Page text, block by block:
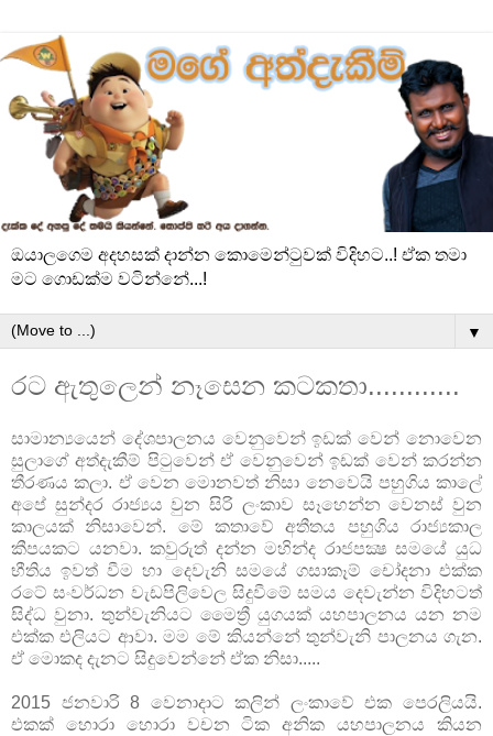
ඔයාලගෙම අදහසක් දාන්න කොමෙන්ටුවක් විදිහට..! ඒක තමා
මට ගොඩක්ම වටින්නේ...!
▼
රට ඇතුලෙන් නෑසෙන කටකතා............
සාමාන්‍යයෙන් දේශපාලනය වෙනුවෙන් ඉඩක් වෙන් නොවෙන
සුලාගේ අත්දැකීම් පිටුවෙන් ඒ වෙනුවෙන් ඉඩක් වෙන් කරන්න
තීරණය කලා. ඒ වෙන මොනවත් නිසා නෙවෙයි පහුගිය කාලේ
අපේ සුන්දර රාජ්‍යය වුන සිරි ලංකාව සෑහෙන්න වෙනස් වුන
කාලයක් නිසාවෙන්. මේ කතාවේ අතීතය පහුගිය රාජ්‍යකාල
කීපයකට යනවා. කවුරුත් දන්න මහින්ද රාජපක්‍ෂ සමයේ යුධ
භීතිය ඉවත් වීම හා දෙවැනි සමයේ ගසාකෑම් චෝදනා එක්ක
රටේ සංවර්ධන වැඩපිලිවෙල සිදුවීමේ සමය දෙවැන්න විදිහටත්
සිද්ධ වුනා. තුන්වැනියට මෛත්‍රී යුගයක් යහපාලනය යන නම
එක්ක එලියට ආවා. මම මේ කියන්නේ තුන්වැනි පාලනය ගැන.
ඒ මොකද දැනට සිදුවෙන්නේ ඒක නිසා.....
2015 ජනවාරි 8 වෙනාදාට කලින් ලංකාවේ එක පෙරලියයි.
එකක් හොරා හොරා වචන ටික අනික යහපාලනය කියන